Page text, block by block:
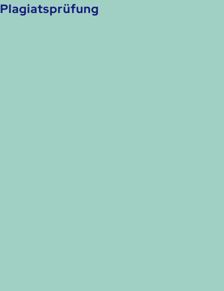
Plagiatsprüfung